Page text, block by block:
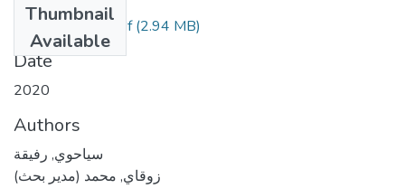
Thumbnail
Available
الأطروحة معدلة.pdf(2.94 MB)
Date
2020
Authors
سياحوي, رفيقة
زوقاي, محمد (مدير بحث)